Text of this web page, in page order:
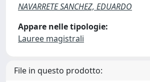
NAVARRETE SANCHEZ, EDUARDO
Appare nelle tipologie:
Lauree magistrali
File in questo prodotto: